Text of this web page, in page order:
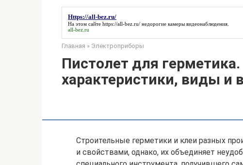
Https://all-bez.ru/
На этом сайте https://all-bez.ru/ недорогие камеры видеонаблюдения.
all-bez.ru
Главная » Электроприборы
Пистолет для
характеристики, виды и
Строительные герметики и клеи разных
и свойствами, однако, их объединяет